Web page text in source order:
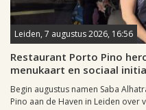
Leiden, 7 augustus 2026, 16:56
Restaurant Porto Pino
menukaart en sociaal
Begin augustus namen Saba
Pino aan de Haven in Leiden over